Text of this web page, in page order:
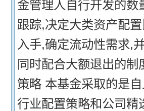
金管理人自行开发的
跟踪,决定大类资产配
入手,确定流动性需求,
同时配合大额退出的
策略 本基金采取的是
行业配置策略和公司